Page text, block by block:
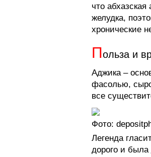
что
желудка,
хронические
Польза и
Аджика –
фасолью,
все
Фото:
Легенда
дорого и была